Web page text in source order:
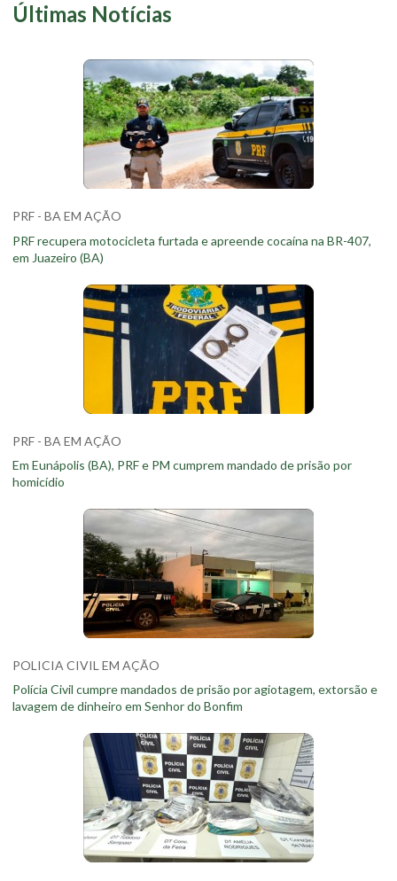
Últimas Notícias
PRF - BA EM AÇÃO
PRF recupera motocicleta furtada e apreende cocaína na BR-407,
em Juazeiro (BA)
PRF - BA EM AÇÃO
Em Eunápolis (BA), PRF e PM cumprem mandado de prisão por
homicídio
POLICIA CIVIL EM AÇÃO
Polícia Civil cumpre mandados de prisão por agiotagem, extorsão e
lavagem de dinheiro em Senhor do Bonfim